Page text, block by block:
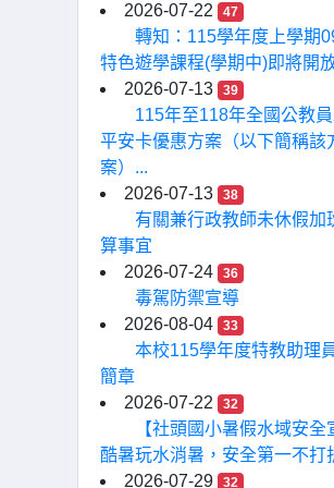
2026-07-22 47
轉知：115學年度上學期
特色遊學課程(學期中)即將開
2026-07-13
39
115年至118年全國公教
平安卡優惠方案（以下簡稱該
案）...
2026-07-13
38
有關兼行政教師未休假加
算事宜
2026-07-24
36
毒駕防禦宣導
2026-08-04
33
本校115學年度特教助理
簡章
2026-07-22
32
【社頭國小暑假水域安全
酷暑玩水消暑，安全第一不打
2026-07-29
32